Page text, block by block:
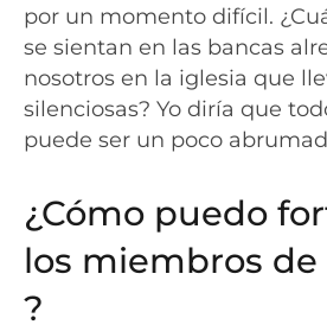
por un momento difícil.
se sientan en las bancas
nosotros en la iglesia que
silenciosas? Yo diría que
puede ser un poco
¿Cómo puedo
los miembros
?